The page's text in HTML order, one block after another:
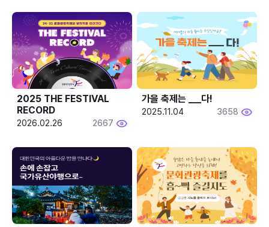
2025 THE FESTIVAL
RECORD
2026.02.26 2667
2025.11.04 3658